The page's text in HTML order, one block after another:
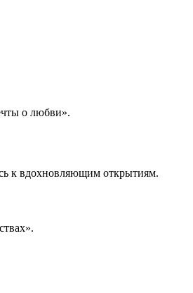
о любви».
к вдохновляющим открытиям.